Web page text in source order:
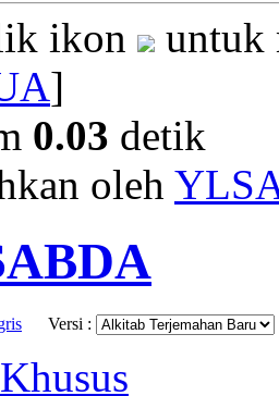
ikon
untuk
]
0.03 detik
oleh
Versi :